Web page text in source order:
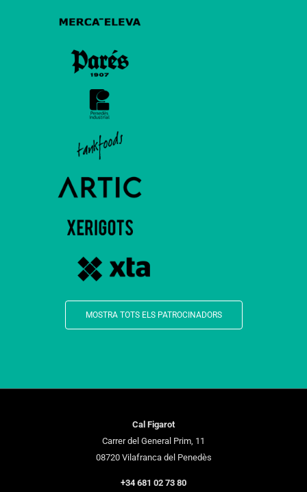
MOSTRA TOTS ELS PATROCINADORS
Cal Figarot
Carrer del General Prim, 11
08720 Vilafranca del Penedès
+34 681 02 73 80